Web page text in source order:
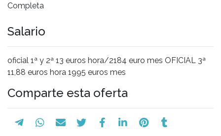
Completa
Salario
oficial 1ª y 2ª 13 euros hora/2184 euro mes OFICIAL 3ª
11,88 euros hora 1995 euros mes
Comparte esta oferta